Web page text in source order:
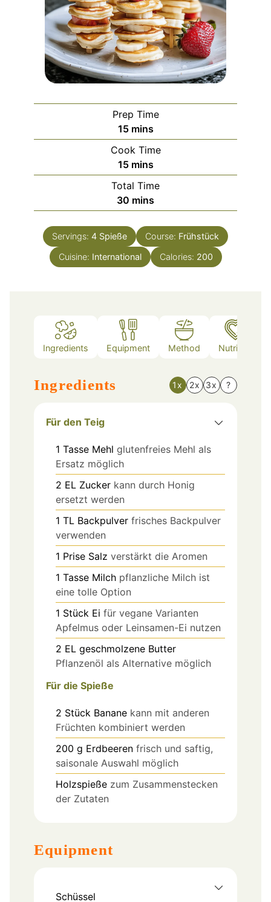
Prep Time
15minutes
mins
Cook Time
15minutes
mins
Total Time
30 minutes
mins
Servings: 4 Spieße Course: Frühstück
Cuisine: International Calories: 200
Ingredients Equipment Method Nutrition
Ingredients 1x 2x 3x ?
Für den Teig
1 Tasse Mehl glutenfreies Mehl als
Ersatz möglich
2 EL Zucker kann durch Honig
ersetzt werden
1 TL Backpulver frisches Backpulver
verwenden
1 Prise Salz verstärkt die Aromen
1 Tasse Milch pflanzliche Milch ist
eine tolle Option
1 Stück Ei für vegane Varianten
Apfelmus oder Leinsamen-Ei nutzen
2 EL geschmolzene Butter
Pflanzenöl als Alternative möglich
Für die Spieße
2 Stück Banane kann mit anderen
Früchten kombiniert werden
200 g Erdbeeren frisch und saftig,
saisonale Auswahl möglich
Holzspieße zum Zusammenstecken
der Zutaten
Equipment
Schüssel